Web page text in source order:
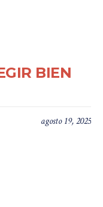
BIEN
agosto 19, 2025